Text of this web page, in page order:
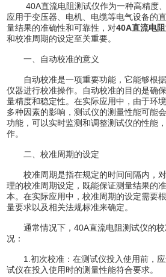
40A直流电阻测试仪作为一种高精度、
应用于变压器、电机、电缆等电气设备的
量结果的准确性和可靠性，对40A直流电
和校准周期的设定至关重要。
一、自动校准的意义
自动校准是一项重要功能，它能够根据
仪器进行校准操作。自动校准的目的是确
量精度和稳定性。在实际应用中，由于环
多种因素的影响，测试仪的测量性能可能
功能，可以实时监测和调整测试仪的性能
作。
二、校准周期的设定
校准周期是指在规定的时间间隔内，对
理的校准周期设定，既能保证测量结果的
本。在实际应用中，校准周期的设定需要
量要求以及相关法规标准来确定。
通常情况下，40A直流电阻测试仪的校
况：
1.初次校准：在测试仪投入使用前，应
试仪在投入使用时的测量性能符合要求。